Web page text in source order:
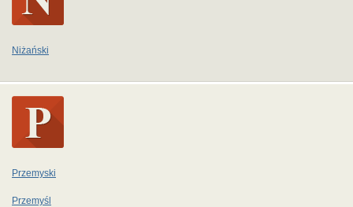
Niżański
Przemyski
Przemyśl